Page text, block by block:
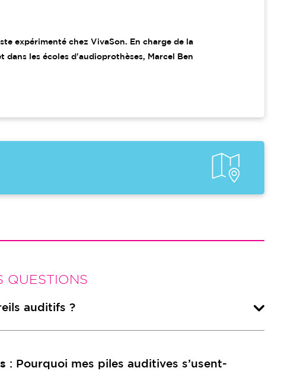
expérimenté chez VivaSon. En charge de la
les écoles d'audioprothèses, Marcel Ben
QUESTIONS
auditifs ?
: Pourquoi mes piles auditives s’usent-